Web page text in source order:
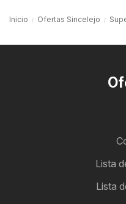
Inicio Ofertas Sincelejo
Lista
Lista